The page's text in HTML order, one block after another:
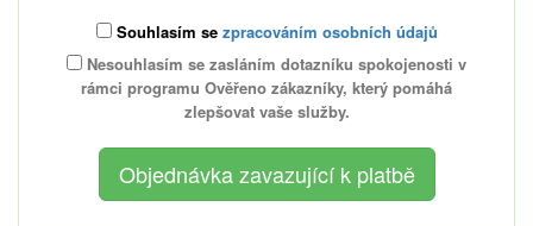
Souhlasím se zpracováním osobních údajů
Nesouhlasím se zasláním dotazníku spokojenosti v
rámci programu Ověřeno zákazníky, který pomáhá
zlepšovat vaše služby.